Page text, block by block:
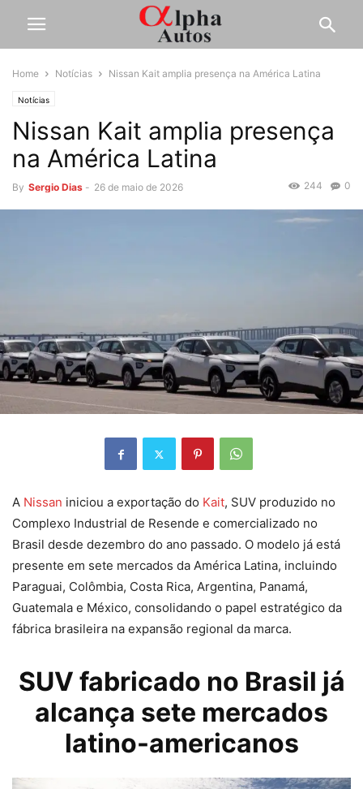
Home Notícias Nissan Kait amplia presença na América Latina
Notícias
Nissan Kait amplia presença
na América Latina
By Sergio Dias - 26 de maio de 2026 0
244
A Nissan iniciou a exportação do Kait, SUV produzido no
Complexo Industrial de Resende e comercializado no
Brasil desde dezembro do ano passado. O modelo já está
presente em sete mercados da América Latina, incluindo
Paraguai, Colômbia, Costa Rica, Argentina, Panamá,
Guatemala e México, consolidando o papel estratégico da
fábrica brasileira na expansão regional da marca.
SUV fabricado no Brasil já
alcança sete mercados
latino-americanos